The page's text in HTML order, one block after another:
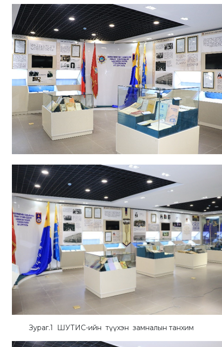
Зураг.1 ШУТИС-ийн түүхэн замналын танхим